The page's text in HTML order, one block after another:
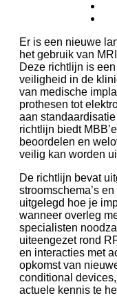
Er is een nieuwe
het gebruik van
Deze richtlijn is
veiligheid in de
van medische
prothesen tot
aan
richtlijn biedt
beoordelen en
veilig kan worden
De richtlijn bevat
stroomschema’s
uitgelegd hoe je
wanneer overleg
specialisten
uiteengezet rond
en interacties met
opkomst van
conditional
actuele kennis te